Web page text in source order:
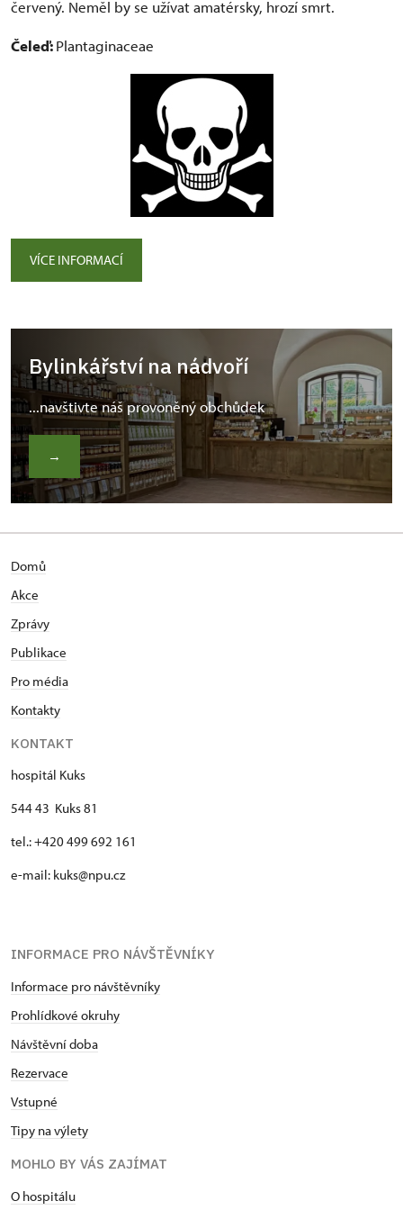
červený. Neměl by se užívat amatérsky, hrozí smrt.
Čeleď:Plantaginaceae
VÍCE INFORMACÍ
Bylinkářství na nádvoří
...navštivte náš provoněný obchůdek
→
Domů
Akce
Zprávy
Publikace
Pro média
Kontakty
KONTAKT
hospitál Kuks
544 43 Kuks 81
tel.: +420 499 692 161
e-mail: kuks@npu.cz
INFORMACE PRO NÁVŠTĚVNÍKY
Informace pro návštěvníky
Prohlídkové okruhy
Návštěvní doba
Rezervace
Vstupné
Tipy na výlety
MOHLO BY VÁS ZAJÍMAT
O hospitálu